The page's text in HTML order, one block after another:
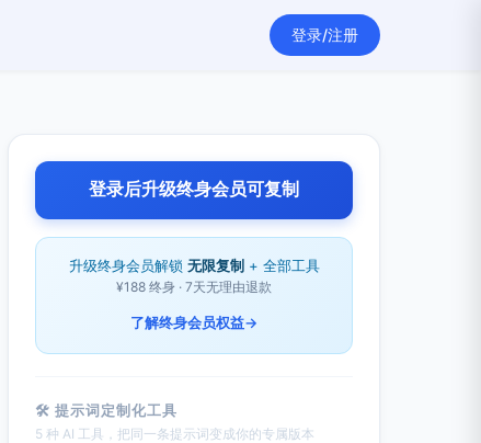
登录/注册
登录后升级终身会员可复制
升级终身会员解锁 无限复制 + 全部工具
¥188 终身 · 7天无理由退款
了解终身会员权益→
🛠 提示词定制化工具
5 种 AI 工具，把同一条提示词变成你的专属版本